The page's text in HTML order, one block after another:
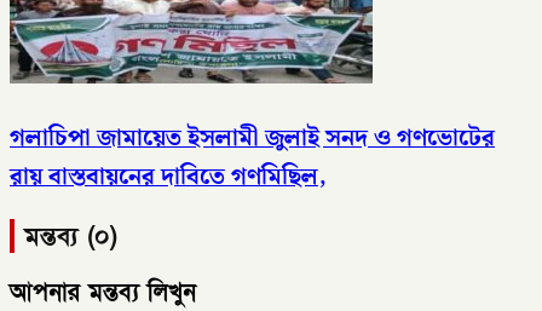
গলাচিপা জামায়েত ইসলামী জুলাই সনদ ও গণভোটের
রায় বাস্তবায়নের দাবিতে গণমিছিল,
মন্তব্য (০)
আপনার মন্তব্য লিখুন